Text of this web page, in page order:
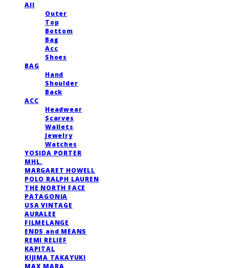
All
Outer
Top
Bottom
Bag
Acc
Shoes
BAG
Hand
Shoulder
Back
ACC
Headwear
Scarves
Wallets
Jewelry
Watches
YOSIDA PORTER
MHL.
MARGARET HOWELL
POLO RALPH LAUREN
THE NORTH FACE
PATAGONIA
USA VINTAGE
AURALEE
FILMELANGE
ENDS and MEANS
REMI RELIEF
KAPITAL
KIJIMA TAKAYUKI
MAX MARA